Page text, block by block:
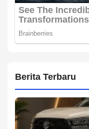
Berita Terbaru